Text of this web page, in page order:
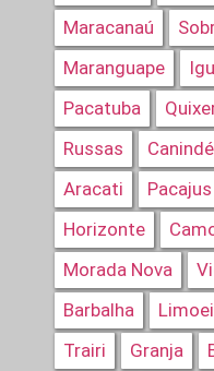
Maracanaú
Maranguape
Pacatuba
Russas
Canindé
Aracati
Pacajus
Horizonte
Morada Nova
Barbalha
Trairi
Granja